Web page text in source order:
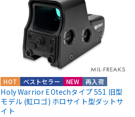
HOT NEW 再入荷
ベストセラー
Holy Warrior EOtechタイプ 551 旧型
モデル (虹ロゴ) ホロサイト型ダットサ
イト